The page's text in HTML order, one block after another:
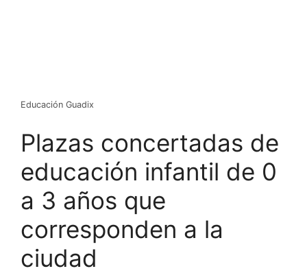
Educación Guadix
Plazas concertadas de
educación infantil de 0
a 3 años que
corresponden a la
ciudad